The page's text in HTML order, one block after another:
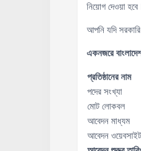
নিয়োগ দেওয়া
আপনি যদি
একনজরে
প্রতিষ্ঠানের নাম
পদের সংখ্যা
মোট লোকবল
আবেদন মাধ্যম
আবেদন ওয়েবসাইট